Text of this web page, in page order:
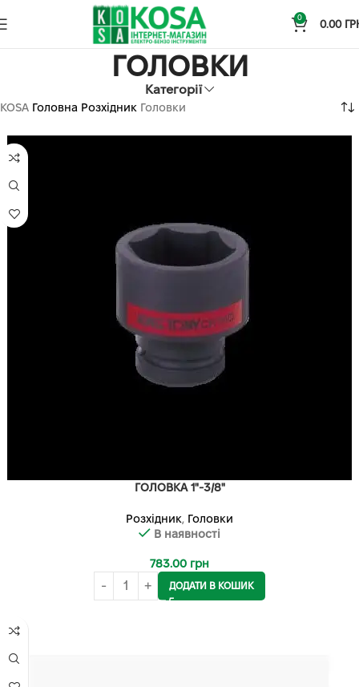
0
0.00
ГОЛОВКИ
Категорії
KOSA Головна Розхідник Головки
ГОЛОВКА 1"-3/8"
Розхідник, Головки
В наявності
783.00 грн
ДОДАТИ В КОШИК